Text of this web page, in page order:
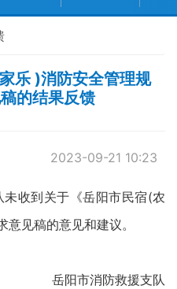
乐 )消防安全管理规
的结果反馈
2023-09-21 10:23
收到关于《岳阳市民宿(农
见稿的意见和建议。
岳阳市消防救援支队